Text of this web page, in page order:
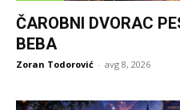
ČAROBNI DVORAC
BEBA
Zoran Todorović - avg 8, 2026